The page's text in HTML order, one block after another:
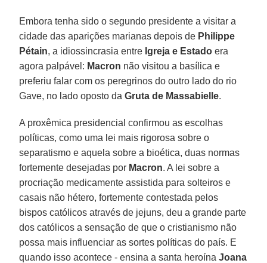
Embora tenha sido o segundo presidente a visitar a
cidade das aparições marianas depois de Philippe
Pétain, a idiossincrasia entre Igreja e Estado era
agora palpável: Macron não visitou a basílica e
preferiu falar com os peregrinos do outro lado do rio
Gave, no lado oposto daGruta de Massabielle.
A proxêmica presidencial confirmou as escolhas
políticas, como uma lei mais rigorosa sobre o
separatismo e aquela sobre a bioética, duas normas
fortemente desejadas por Macron. A lei sobre a
procriação medicamente assistida para solteiros e
casais não hétero, fortemente contestada pelos
bispos católicos através de jejuns, deu a grande parte
dos católicos a sensação de que o cristianismo não
possa mais influenciar as sortes políticas do país. E
quando isso acontece - ensina a santa heroínaJoana